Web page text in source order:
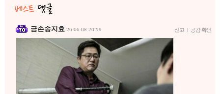
금손송지효 26-06-08 20:19 신고 | 공감 확인